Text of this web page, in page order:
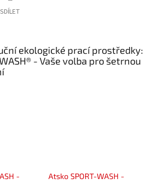
SDÍLET
ekologické prací prostředky:
- Vaše volba pro šetrnou
-
Atsko SPORT-WASH -